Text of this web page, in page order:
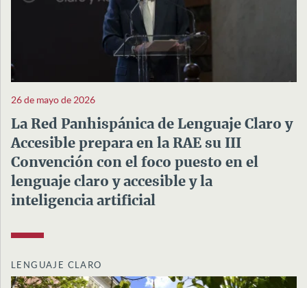
26 de mayo de 2026
La Red Panhispánica de Lenguaje Claro y
Accesible prepara en la RAE su III
Convención con el foco puesto en el
lenguaje claro y accesible y la
inteligencia artificial
LENGUAJE CLARO